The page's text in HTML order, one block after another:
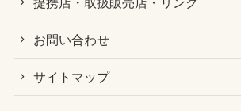
お問い合わせ
サイトマップ